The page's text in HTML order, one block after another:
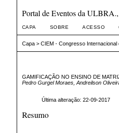
Portal de Eventos da
CAPA SOBRE ACESSO
Capa> CIEM - Congresso Internacional
GAMIFICAÇÃO NO ENSINO DE
Pedro Gurgel Moraes, Andreilson
Última alteração: 22-09-2017
Resumo